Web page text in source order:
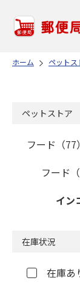
ホーム ペットス
ペットストア
フード（77）
フード
イン
在庫状況
在庫あ